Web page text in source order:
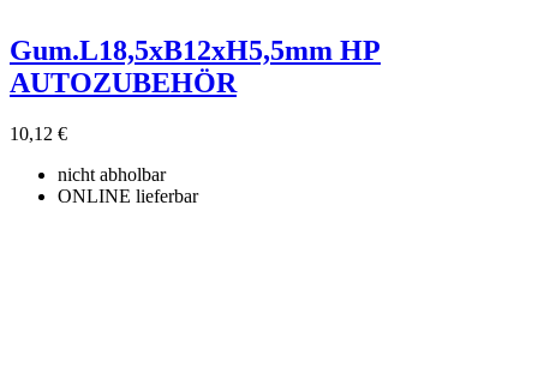
Gum.L18,5xB12xH5,5mm HP
AUTOZUBEHÖR
10,12 €
nicht abholbar
ONLINE lieferbar